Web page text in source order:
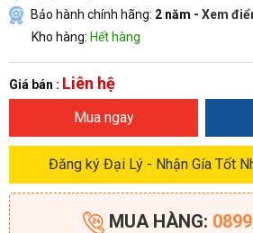
Bảo hành chính hãng: 2 năm - Xem
Kho hàng: Hết hàng
Giá bán : Liên hệ
Mua ngay
Đăng ký Đại Lý - Nhận Gía Tốt
MUA HÀNG: